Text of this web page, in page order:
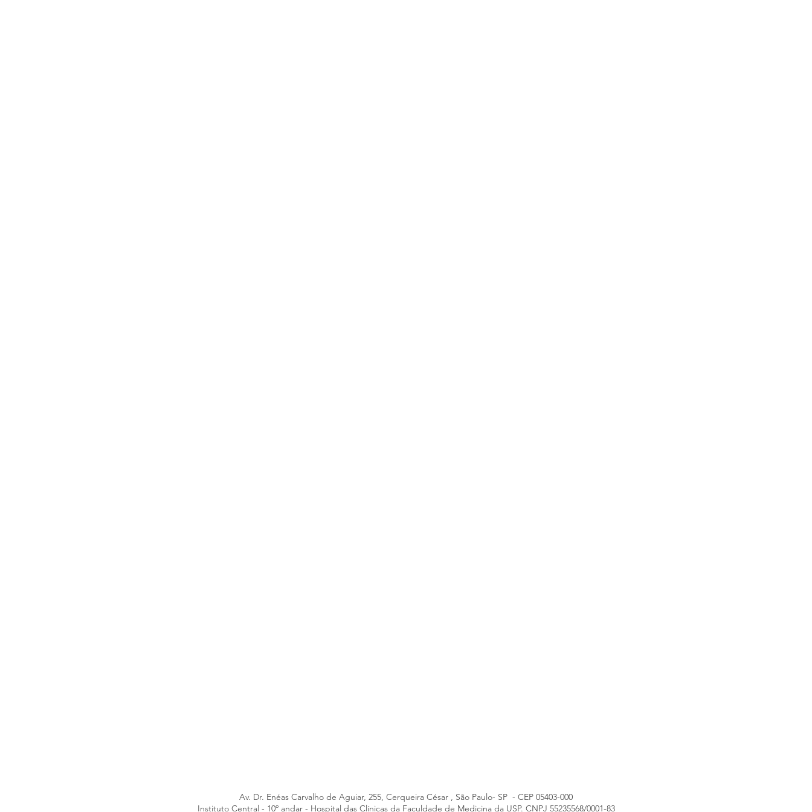
Av. Dr. Enéas Carvalho de Aguiar, 255, Cerqueira César , São Paulo- SP - CEP 05403-000
Instituto Central - 10º andar - Hospital das Clínicas da Faculdade de Medicina da USP. CNPJ 55235568/0001-83